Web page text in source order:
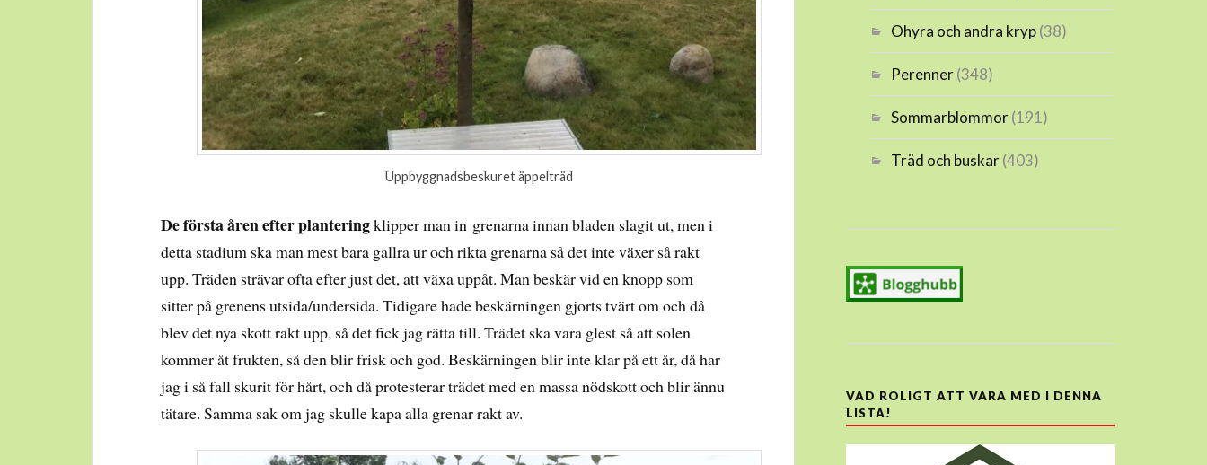
Uppbyggnadsbeskuret äppelträd
De första åren efter planteringklipper man in grenarna innan bladen slagit ut, men i
detta stadium ska man mest bara gallra ur och rikta grenarna så det inte växer så rakt
upp. Träden strävar ofta efter just det, att växa uppåt. Man beskär vid en knopp som
sitter på grenens utsida/undersida. Tidigare hade beskärningen gjorts tvärt om och då
blev det nya skott rakt upp, så det fick jag rätta till. Trädet ska vara glest så att solen
kommer åt frukten, så den blir frisk och god. Beskärningen blir inte klar på ett år, då har
jag i så fall skurit för hårt, och då protesterar trädet med en massa nödskott och blir ännu
tätare. Samma sak om jag skulle kapa alla grenar rakt av.
Ohyra och andra kryp(38)
Perenner(348)
Sommarblommor(191)
Träd och buskar(403)
VAD ROLIGT ATT VARA MED I DENNA
LISTA!